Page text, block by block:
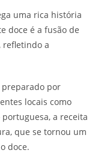
uma rica história
doce é a fusão de
refletindo a
preparado por
locais como
a receita
que se tornou um
doce.